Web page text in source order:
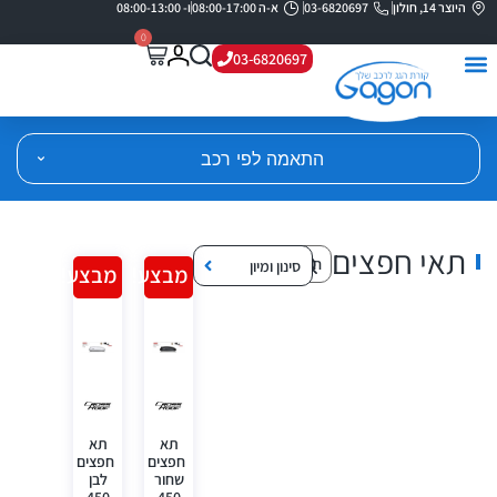
היוצר 14, חולון 03-6820697 א-ה 08:00-17:00 ו- 08:00-13:00
03-6820697
0
התאמה לפי רכב
תאי חפצים סינון ומיון
תא
חפצים
שחור
מבצע!
תא
חפצים
לבן
מבצע!